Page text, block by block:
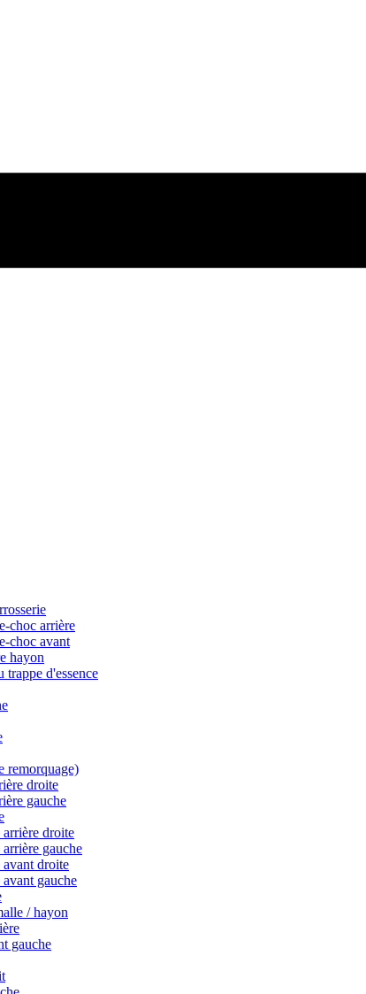
choc arrière
choc avant
hayon
d'essence
remorquage)
droite
gauche
arrière droite
gauche
avant droite
gauche
/ hayon
gauche